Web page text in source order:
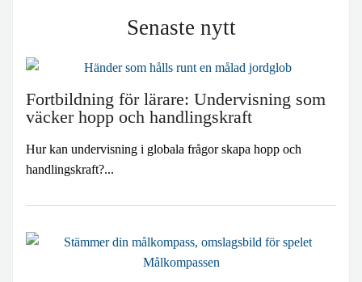
Senaste nytt
Fortbildning för lärare: Undervisning som
väcker hopp och handlingskraft
Hur kan undervisning i globala frågor skapa hopp och
handlingskraft?...